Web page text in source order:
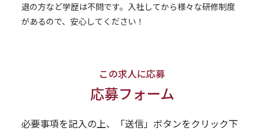
退の方など学歴は不問です。入社してから様々な研修制度
があるので、安心してください！
この求人に応募
応募フォーム
必要事項を記入の上、「送信」ボタンをクリック下